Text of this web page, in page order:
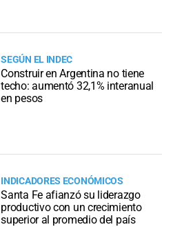
SEGÚN EL INDEC
Construir en Argentina no tiene
techo: aumentó 32,1% interanual
en pesos
INDICADORES ECONÓMICOS
Santa Fe afianzó su liderazgo
productivo con un crecimiento
superior al promedio del país